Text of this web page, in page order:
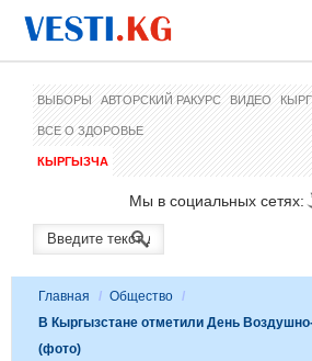
ВЫБОРЫ АВТОРСКИЙ РАКУРС ВИДЕО
ВСЕ О ЗДОРОВЬЕ
КЫРГЫЗЧА
Мы в социальных сетях:
Главная / Общество /
В Кыргызстане отметили День
(фото)